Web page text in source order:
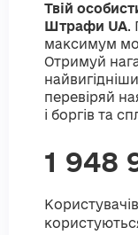
Твій
Штрафи UA.
максимум
Отримуй
перевіряй
і боргів та
1 948